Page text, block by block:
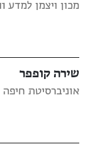
מכון ויצמן למדע 2011
שירה קופפר
אוניברסיטת חיפה 2011